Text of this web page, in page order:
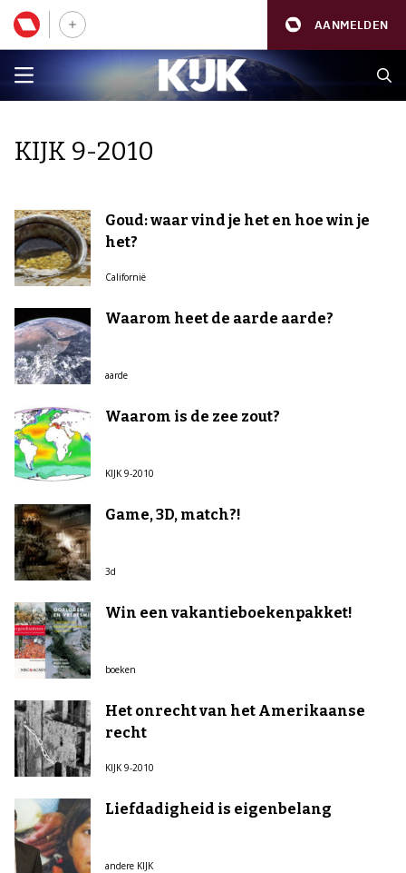
AANMELDEN
KIJK 9-2010
Goud: waar vind je het en hoe win je
het?
Californië
Waarom heet de aarde aarde?
aarde
Waarom is de zee zout?
KIJK 9-2010
Game, 3D, match?!
3d
Win een vakantieboekenpakket!
boeken
Het onrecht van het Amerikaanse
recht
KIJK 9-2010
Liefdadigheid is eigenbelang
andere KIJK